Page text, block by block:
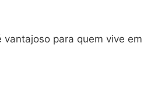
para quem vive em